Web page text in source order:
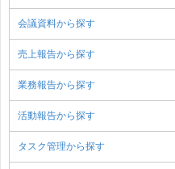
会議資料から探す
売上報告から探す
業務報告から探す
活動報告から探す
タスク管理から探す